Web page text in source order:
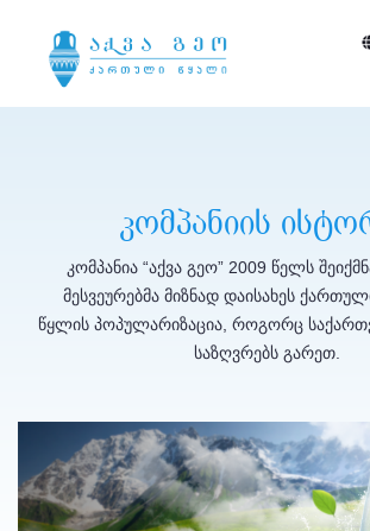
კომპანიის
კომპანია “აქვა გეო” 2009 წელს
მესვეურებმა მიზნად დაისახეს
წყლის პოპულარიზაცია, როგორც
საზღვრებს გარეთ.